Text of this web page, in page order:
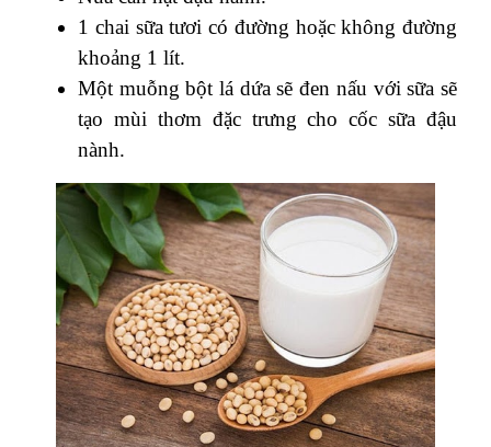
1 chai sữa tươi có đường hoặc không đường
khoảng 1 lít.
Một muỗng bột lá dứa sẽ đen nấu với sữa sẽ
tạo mùi thơm đặc trưng cho cốc sữa đậu
nành.